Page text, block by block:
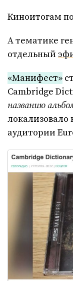
Киноитогам
А тематике
отдельный
«Манифест»
Cambridge
названию
локализовало
аудитории